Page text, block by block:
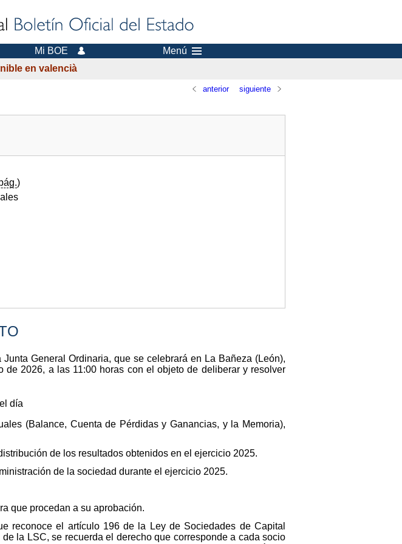
Mi BOE
Menú
en valencià
anterior siguiente
)
General Ordinaria, que se celebrará en La Bañeza (León),
2026, a las 11:00 horas con el objeto de deliberar y resolver
día
(Balance, Cuenta de Pérdidas y Ganancias, y la Memoria),
de los resultados obtenidos en el ejercicio 2025.
de la sociedad durante el ejercicio 2025.
que procedan a su aprobación.
reconoce el artículo 196 de la Ley de Sociedades de Capital
la LSC, se recuerda el derecho que corresponde a cada socio